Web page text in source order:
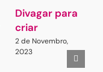
Divagar para
criar
2 de Novembro,
2023